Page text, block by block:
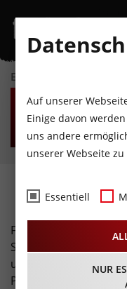
EVENTKALENDER
DO
6
AUGUST
FR
7
AUGUST
Fit und gesund
Studios. Suche dir
und
Personaltrainer
Auf unserer
Einige davon
uns andere
unserer Webseite
Essentiell
NUR